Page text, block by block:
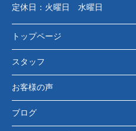
定休日： 火曜日 水曜日
トップページ
スタッフ
お客様の声
ブログ